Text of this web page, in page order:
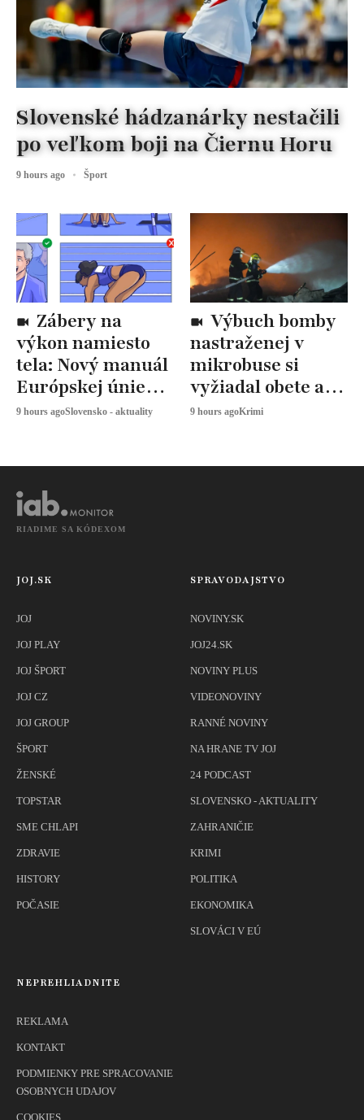
výkon namiesto
tela: Nový manuál
Európskej únie
určuje, ako
9 hours agoSlovensko - aktuality
nastraženej v
mikrobuse si
vyžiadal obete a
zranených
9 hours agoKrimi
Slovenské hádzanárky nestačili
po veľkom boji na Čiernu Horu
9 hours ago Šport
RIADIME SA KÓDEXOM
JOJ.SK
JOJ
JOJ PLAY
JOJ ŠPORT
JOJ CZ
JOJ GROUP
ŠPORT
ŽENSKÉ
TOPSTAR
SME CHLAPI
ZDRAVIE
HISTORY
POČASIE
SPRAVODAJSTVO
NOVINY.SK
JOJ24.SK
NOVINY PLUS
VIDEONOVINY
RANNÉ NOVINY
NA HRANE TV JOJ
24 PODCAST
SLOVENSKO - AKTUALITY
ZAHRANIČIE
KRIMI
POLITIKA
EKONOMIKA
SLOVÁCI V EÚ
NEPREHLIADNITE
REKLAMA
KONTAKT
PODMIENKY PRE SPRACOVANIE
OSOBNYCH UDAJOV
COOKIES